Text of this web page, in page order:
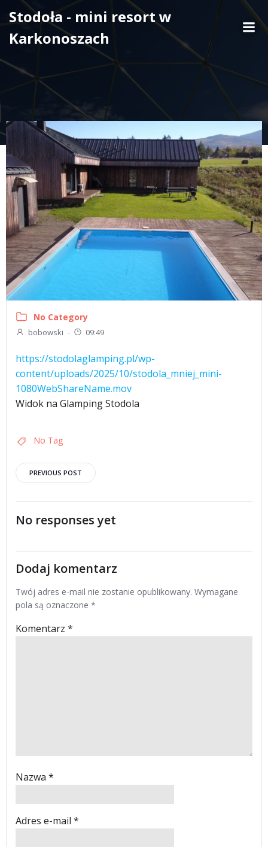
Skip
to
content
Stodoła - mini resort w
Karkonoszach
No Category
bobowski - 09:49
https://stodolaglamping.pl/wp-
content/uploads/2025/10/stodola_mniej_mini-
1080WebShareName.mov
Widok na Glamping Stodola
No Tag
Post
navigation
PREVIOUS POST
No responses yet
Dodaj komentarz
Twój adres e-mail nie zostanie opublikowany. Wymagane
pola są oznaczone *
Komentarz *
Nazwa *
Adres e-mail *